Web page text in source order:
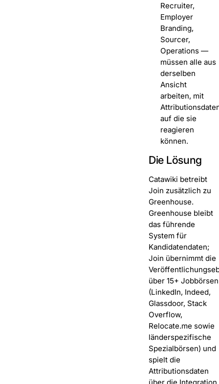
Recruiter,
Employer
Branding,
Sourcer,
Operations —
müssen alle aus
derselben
Ansicht
arbeiten, mit
auf die sie
reagieren
können.
Die Lösung
Catawiki betreibt
Join zusätzlich zu
Greenhouse.
Greenhouse bleibt
das führende
System für
Kandidatendaten;
Join übernimmt die
über 15+ Jobbörsen
(LinkedIn, Indeed,
Glassdoor, Stack
Overflow,
Relocate.me sowie
länderspezifische
Spezialbörsen) und
spielt die
Attributionsdaten
über die Integration